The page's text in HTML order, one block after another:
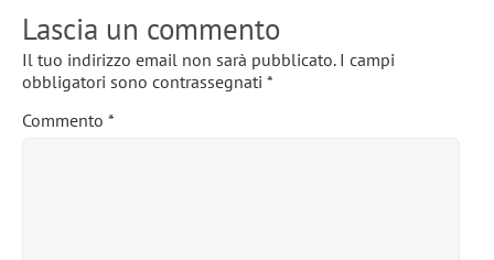
Lascia un commento
Il tuo indirizzo email non sarà pubblicato. I campi
obbligatori sono contrassegnati *
Commento *